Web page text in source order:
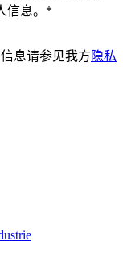
息。 *
息请参见我方 隐私